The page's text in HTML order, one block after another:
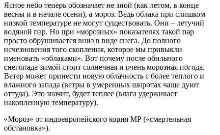
Ясное небо теперь обозначает не зной (как летом, в конце
весны и в начале осени), а мороз. Ведь облака при слишком
низкой температуре не могут существовать. Они – летучий
водяной пар. Но при «морозных» показателях такой пар
просто обрушивается вниз в виде снега. До полного
исчезновения того скопления, которое мы привыкли
именовать «облаками». Вот почему после обильного
снегопада зимой стоит солнечная и очень морозная погода.
Ветер может принести новую облачность с более теплого и
влажного запада (ветры в умеренных широтах чаще дуют
оттуда). Это значит, будет теплее (влага удерживает
накопленную температуру).
«Мороз» от индоевропейского корня МР («смертельная
обстановка»).